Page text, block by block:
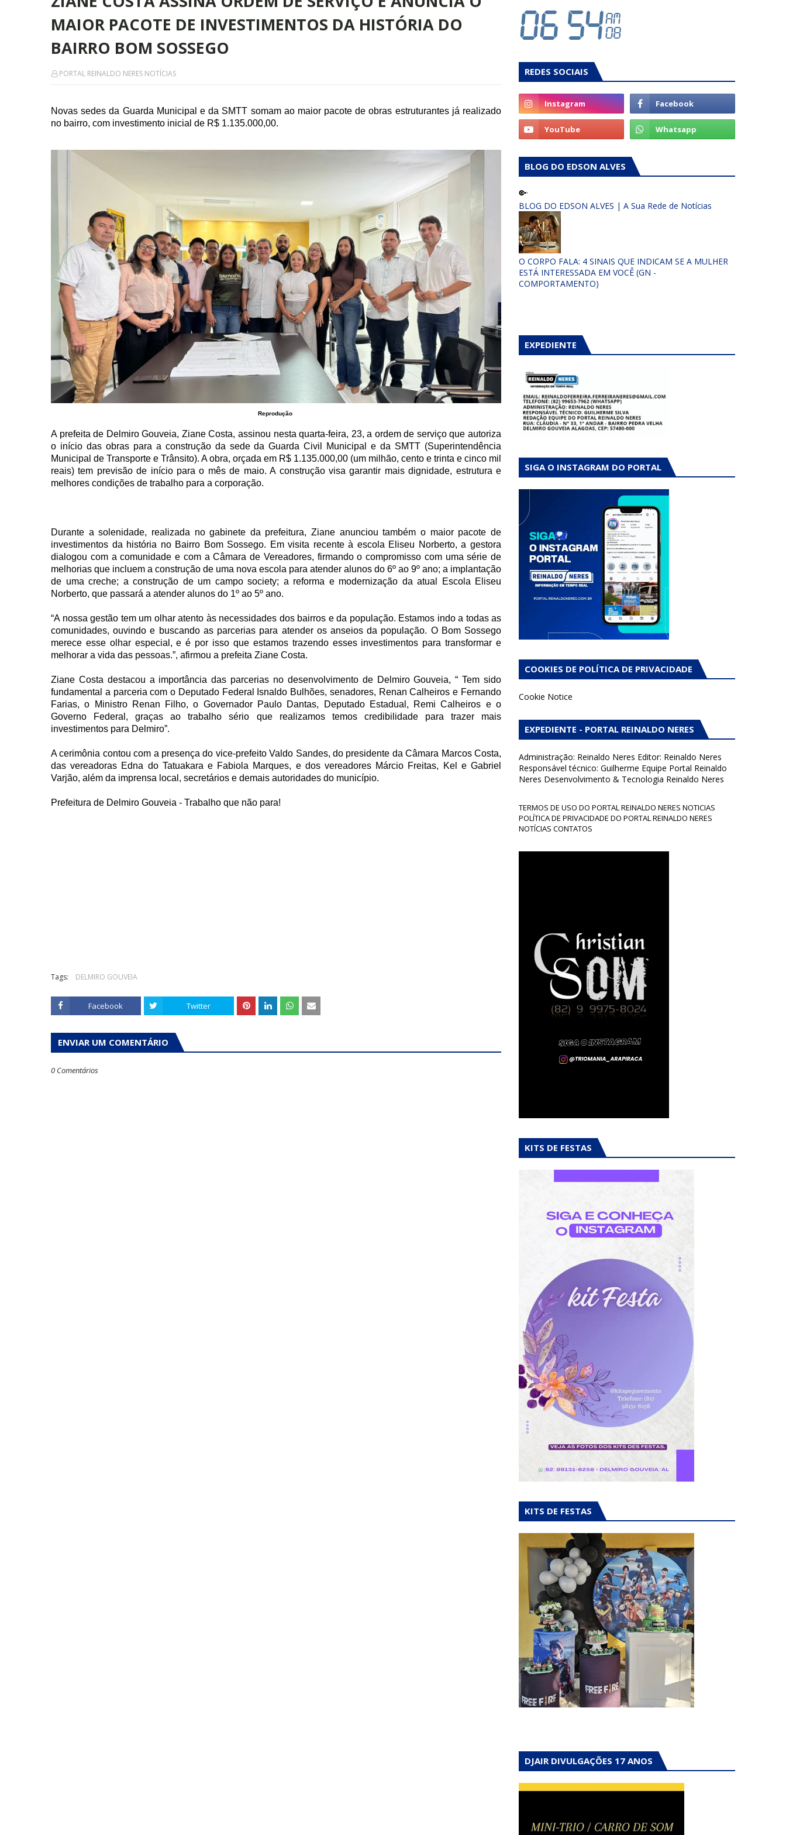
MAIOR PACOTE DE INVESTIMENTOS DA HISTÓRIA DO
BAIRRO BOM SOSSEGO
PORTAL REINALDO NERES NOTÍCIAS
Novas sedes da Guarda Municipal e da SMTT somam ao maior pacote de obras estruturantes já realizado
no bairro, com investimento inicial de R$ 1.135.000,00.
Reprodução
A prefeita de Delmiro Gouveia, Ziane Costa, assinou nesta quarta-feira, 23, a ordem de serviço que autoriza
o início das obras para a construção da sede da Guarda Civil Municipal e da SMTT (Superintendência
Municipal de Transporte e Trânsito). A obra, orçada em R$ 1.135.000,00 (um milhão, cento e trinta e cinco mil
reais) tem previsão de início para o mês de maio. A construção visa garantir mais dignidade, estrutura e
melhores condições de trabalho para a corporação.
Durante a solenidade, realizada no gabinete da prefeitura, Ziane anunciou também o maior pacote de
investimentos da história no Bairro Bom Sossego. Em visita recente à escola Eliseu Norberto, a gestora
dialogou com a comunidade e com a Câmara de Vereadores, firmando o compromisso com uma série de
melhorias que incluem a construção de uma nova escola para atender alunos do 6º ao 9º ano; a implantação
de uma creche; a construção de um campo society; a reforma e modernização da atual Escola Eliseu
Norberto, que passará a atender alunos do 1º ao 5º ano.
“A nossa gestão tem um olhar atento às necessidades dos bairros e da população. Estamos indo a todas as
comunidades, ouvindo e buscando as parcerias para atender os anseios da população. O Bom Sossego
merece esse olhar especial, e é por isso que estamos trazendo esses investimentos para transformar e
melhorar a vida das pessoas.”, afirmou a prefeita Ziane Costa.
Ziane Costa destacou a importância das parcerias no desenvolvimento de Delmiro Gouveia, “ Tem sido
fundamental a parceria com o Deputado Federal Isnaldo Bulhões, senadores, Renan Calheiros e Fernando
Farias, o Ministro Renan Filho, o Governador Paulo Dantas, Deputado Estadual, Remi Calheiros e o
Governo Federal, graças ao trabalho sério que realizamos temos credibilidade para trazer mais
investimentos para Delmiro”.
A cerimônia contou com a presença do vice-prefeito Valdo Sandes, do presidente da Câmara Marcos Costa,
das vereadoras Edna do Tatuakara e Fabiola Marques, e dos vereadores Márcio Freitas, Kel e Gabriel
Varjão, além da imprensa local, secretários e demais autoridades do município.
Prefeitura de Delmiro Gouveia - Trabalho que não para!
Tags: DELMIRO GOUVEIA
Facebook Twitter
ENVIAR UM COMENTÁRIO
0 Comentários
REDES SOCIAIS
BLOG DO EDSON ALVES
BLOG DO EDSON ALVES | A Sua Rede de Notícias
O CORPO FALA: 4 SINAIS QUE INDICAM SE A MULHER
ESTÁ INTERESSADA EM VOCÊ (GN -
COMPORTAMENTO)
EXPEDIENTE
SIGA O INSTAGRAM DO PORTAL
COOKIES DE POLÍTICA DE PRIVACIDADE
Cookie Notice
EXPEDIENTE - PORTAL REINALDO NERES
Administração: Reinaldo Neres Editor: Reinaldo Neres
Responsável técnico: Guilherme Equipe Portal Reinaldo
Neres Desenvolvimento & Tecnologia Reinaldo Neres
TERMOS DE USO DO PORTAL REINALDO NERES NOTICIAS
POLÍTICA DE PRIVACIDADE DO PORTAL REINALDO NERES
NOTÍCIAS CONTATOS
KITS DE FESTAS
KITS DE FESTAS
DJAIR DIVULGAÇÕES 17 ANOS